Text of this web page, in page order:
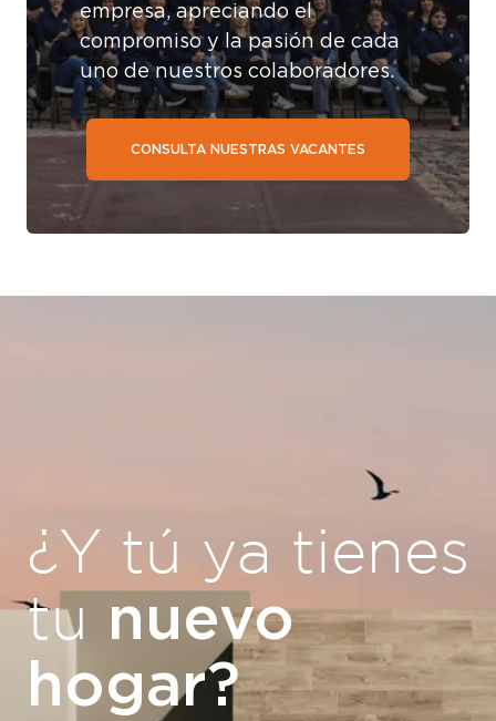
empresa, apreciando el
compromiso y la pasión de cada
uno de nuestros colaboradores.
CONSULTA NUESTRAS VACANTES
¿Y tú ya tienes
tu nuevo
hogar?